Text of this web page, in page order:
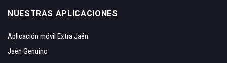
NUESTRAS APLICACIONES
Aplicación móvil Extra Jaén
Jaén Genuino